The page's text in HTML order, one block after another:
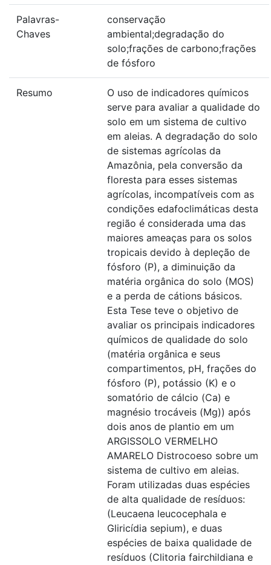
Palavras-
Chaves
conservação
ambiental;degradação do
solo;frações de carbono;frações
de fósforo
Resumo
O uso de indicadores químicos
serve para avaliar a qualidade do
solo em um sistema de cultivo
em aleias. A degradação do solo
de sistemas agrícolas da
Amazônia, pela conversão da
floresta para esses sistemas
agrícolas, incompatíveis com as
condições edafoclimáticas desta
região é considerada uma das
maiores ameaças para os solos
tropicais devido à depleção de
fósforo (P), a diminuição da
matéria orgânica do solo (MOS)
e a perda de cátions básicos.
Esta Tese teve o objetivo de
avaliar os principais indicadores
químicos de qualidade do solo
(matéria orgânica e seus
compartimentos, pH, frações do
fósforo (P), potássio (K) e o
somatório de cálcio (Ca) e
magnésio trocáveis (Mg)) após
dois anos de plantio em um
ARGISSOLO VERMELHO
AMARELO Distrocoeso sobre um
sistema de cultivo em aleias.
Foram utilizadas duas espécies
de alta qualidade de resíduos:
(Leucaena leucocephala e
Gliricídia sepium), e duas
espécies de baixa qualidade de
resíduos (Clitoria fairchildiana e